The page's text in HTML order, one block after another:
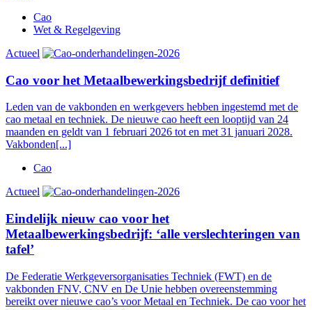
Cao
Wet & Regelgeving
Actueel
Cao voor het Metaalbewerkingsbedrijf definitief
Leden van de vakbonden en werkgevers hebben ingestemd met de
cao metaal en techniek. De nieuwe cao heeft een looptijd van 24
maanden en geldt van 1 februari 2026 tot en met 31 januari 2028.
Vakbonden[...]
Cao
Actueel
Eindelijk nieuw cao voor het
Metaalbewerkingsbedrijf: ‘alle verslechteringen van
tafel’
De Federatie Werkgeversorganisaties Techniek (FWT) en de
vakbonden FNV, CNV en De Unie hebben overeenstemming
bereikt over nieuwe cao’s voor Metaal en Techniek. De cao voor het